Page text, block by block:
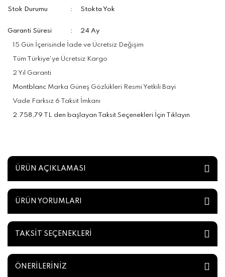
Stok Durumu
Stokta Yok
Garanti Süresi 24 Ay
15 Gün İçerisinde İade ve Ücretsiz Değişim
Tüm Türkiye'ye Ücretsiz Kargo
2 Yıl Garanti
Montblanc Marka Güneş Gözlükleri Resmi Yetkili Bayi
Vade Farksız 6 Taksit İmkanı
2.758,79 TL den başlayan Taksit Seçenekleri İçin Tıklayın
ÜRÜN AÇIKLAMASI
ÜRÜN YORUMLARI
TAKSİT SEÇENEKLERİ
ÖNERİLERİNİZ